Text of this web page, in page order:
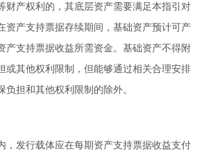
财产权利的，其底层资产需要满足本指引对
资产支持票据存续期间，基础资产预计可产
产支持票据收益所需资金。基础资产不得附
或其他权利限制，但能够通过相关合理安排
担和其他权利限制的除外。
，发行载体应在每期资产支持票据收益支付